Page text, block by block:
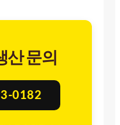
산 문의
0182